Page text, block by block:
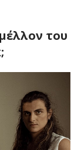
του
;